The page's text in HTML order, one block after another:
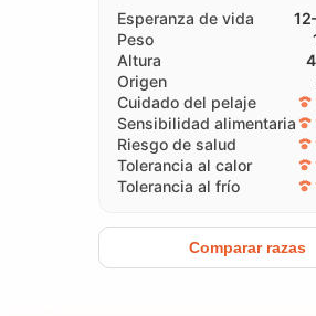
Esperanza de vida
Peso
Altura
Origen
Cuidado del pelaje
Sensibilidad alimentaria
Riesgo de salud
Tolerancia al calor
Tolerancia al frío
Comparar razas